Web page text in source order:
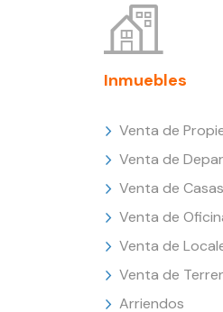
Inmuebles
Venta de
Venta de
Venta de Casas
Venta de
Venta de
Venta de
Arriendos